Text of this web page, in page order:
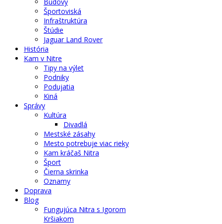
Športoviská
Infraštruktúra
Štúdie
Jaguar Land Rover
História
Kam v Nitre
Tipy na výlet
Podniky
Podujatia
Kiná
Správy
Kultúra
Divadlá
Mestské zásahy
Mesto potrebuje viac rieky
Kam kráčaš Nitra
Šport
Čierna skrinka
Oznamy
Doprava
Blog
Fungujúca Nitra s Igorom
Kršiakom